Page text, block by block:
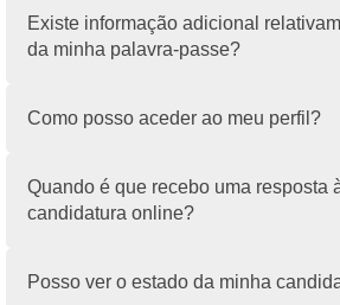
Existe informação adicional
da minha palavra-passe?
Como posso aceder ao meu perfil?
Quando é que recebo uma resposta
candidatura online?
Posso ver o estado da minha